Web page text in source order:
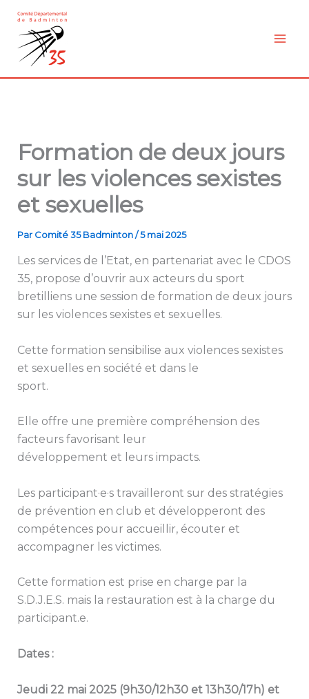
contenu
Formation de deux jours
sur les violences sexistes
et sexuelles
Par Comité 35 Badminton/5 mai 2025
Les services de l’Etat, en partenariat avec le CDOS
35, propose d’ouvrir aux acteurs du sport
bretilliens une session de formation de deux jours
sur les violences sexistes et sexuelles.
Cette formation sensibilise aux violences sexistes
et sexuelles en société et dans le
sport.
Elle offre une première compréhension des
facteurs favorisant leur
développement et leurs impacts.
Les participant·e·s travailleront sur des stratégies
de prévention en club et développeront des
compétences pour accueillir, écouter et
accompagner les victimes.
Cette formation est prise en charge par la
S.D.J.E.S. mais la restauration est à la charge du
participant.e.
Dates :
Jeudi 22 mai 2025 (9h30/12h30 et 13h30/17h) et